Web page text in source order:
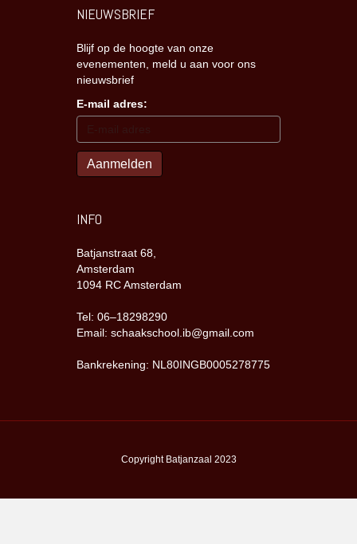
NIEUWSBRIEF
Blijf op de hoogte van onze
evenementen, meld u aan voor ons
nieuwsbrief
E-mail adres:
INFO
Batjanstraat 68,
Amsterdam
1094 RC Amsterdam
Tel: 06–18298290
Email: schaakschool.ib@gmail.com
Bankrekening: NL80INGB0005278775
Copyright Batjanzaal 2023